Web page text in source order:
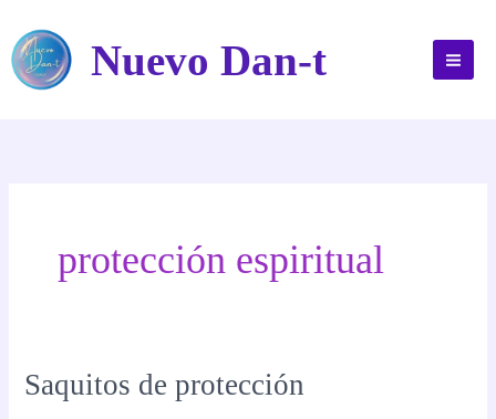
contenido
Nuevo Dan-t
protección espiritual
Saquitos de protección